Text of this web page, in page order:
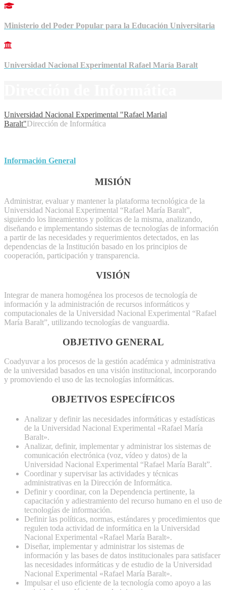
Ministerio del Poder Popular para la Educación Universitaria
Universidad Nacional Experimental Rafael María Baralt
Universidad Nacional Experimental "Rafael Marial
Baralt"Dirección de Informática
Información General
MISIÓN
Administrar, evaluar y mantener la plataforma tecnológica de la
Universidad Nacional Experimental “Rafael María Baralt”,
siguiendo los lineamientos y políticas de la misma, analizando,
diseñando e implementando sistemas de tecnologías de información
a partir de las necesidades y requerimientos detectados, en las
dependencias de la Institución basado en los principios de
cooperación, participación y transparencia.
VISIÓN
Integrar de manera homogénea los procesos de tecnología de
información y la administración de recursos informáticos y
computacionales de la Universidad Nacional Experimental “Rafael
María Baralt”, utilizando tecnologías de vanguardia.
OBJETIVO GENERAL
Coadyuvar a los procesos de la gestión académica y administrativa
de la universidad basados en una visión institucional, incorporando
y promoviendo el uso de las tecnologías informáticas.
OBJETIVOS ESPECÍFICOS
Analizar y definir las necesidades informáticas y estadísticas
de la Universidad Nacional Experimental «Rafael María
Baralt».
Analizar, definir, implementar y administrar los sistemas de
comunicación electrónica (voz, vídeo y datos) de la
Universidad Nacional Experimental “Rafael María Baralt”.
Coordinar y supervisar las actividades y técnicas
administrativas en la Dirección de Informática.
Definir y coordinar, con la Dependencia pertinente, la
capacitación y adiestramiento del recurso humano en el uso de
tecnologías de información.
Definir las políticas, normas, estándares y procedimientos que
regulen toda actividad de informática en la Universidad
Nacional Experimental «Rafael María Baralt».
Diseñar, implementar y administrar los sistemas de
información y las bases de datos institucionales para satisfacer
las necesidades informáticas y de estudio de la Universidad
Nacional Experimental «Rafael María Baralt».
Impulsar el uso eficiente de la tecnología como apoyo a las